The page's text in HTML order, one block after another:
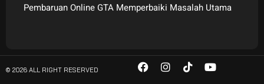
Pembaruan Online GTA Memperbaiki Masalah Utama
© 2026 ALL RIGHT RESERVED